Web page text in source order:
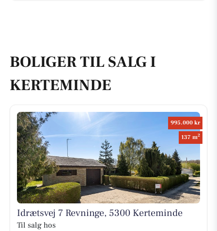
BOLIGER TIL SALG I
KERTEMINDE
995.000 kr
137 m2
Idrætsvej 7 Revninge, 5300 Kerteminde
Til salg hos